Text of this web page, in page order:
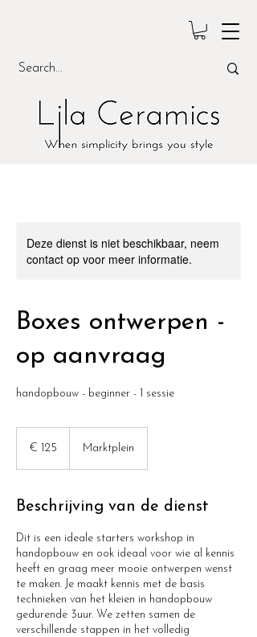
Deze dienst is niet beschikbaar, neem
contact op voor meer informatie.
Boxes ontwerpen -
op aanvraag
handopbouw - beginner - 1 sessie
euro
€ 125 Marktplein
Beschrijving van de dienst
Dit is een ideale starters workshop in
handopbouw en ook ideaal voor wie al kennis
heeft en graag meer mooie ontwerpen wenst
te maken. Je maakt kennis met de basis
technieken van het kleien in handopbouw
gedurende 3uur. We zetten samen de
verschillende stappen in het volledig